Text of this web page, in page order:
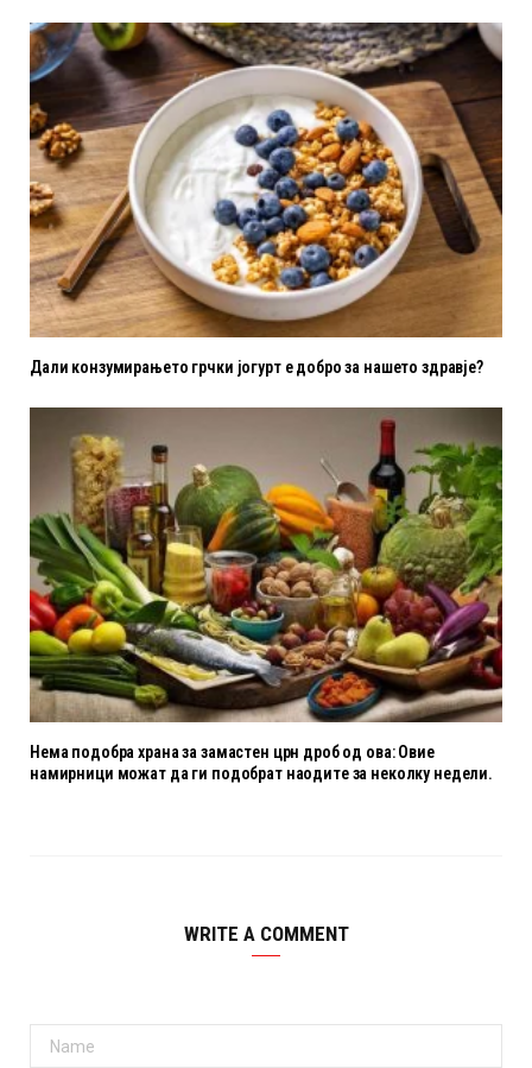
Дали конзумирањето грчки јогурт е добро за нашето здравје?
Нема подобра храна за замастен црн дроб од ова: Овие
намирници можат да ги подобрат наодите за неколку недели.
WRITE A COMMENT